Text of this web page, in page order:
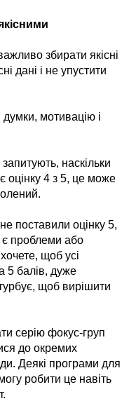
збирати якісні
дані і не упустити
думки, мотивацію і
наскільки
оцінку 4 з 5, це може
поставили оцінку 5,
проблеми або
щоб усі
5 балів, дуже
щоб вирішити
серію фокус-груп
до окремих
Деякі програми для
робити це навіть